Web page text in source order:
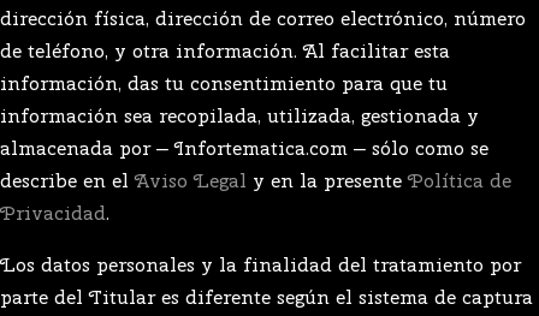
dirección física, dirección de correo electrónico, número
de teléfono, y otra información. Al facilitar esta
información, das tu consentimiento para que tu
información sea recopilada, utilizada, gestionada y
almacenada por — Infortematica.com — sólo como se
describe en elAviso Legal y en la presentePolítica de
Privacidad.
Los datos personales y la finalidad del tratamiento por
parte del Titular es diferente según el sistema de captura